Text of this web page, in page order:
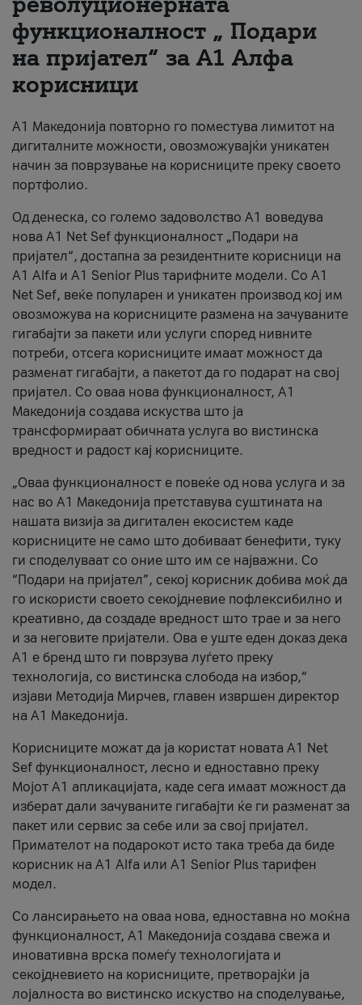
За нас
#ПодобарОнлајн
функционалност „ Подари
на пријател“ за А1 Алфа
корисници
А1 Македонија повторно го поместува лимитот на
дигиталните можности, овозможувајќи уникатен
начин за поврзување на корисниците преку своето
портфолио.
Од денеска, со големо задоволство А1 воведува
нова A1 Net Sef функционалност „Подари на
пријател“, достапна за резидентните корисници на
А1 Alfa и A1 Senior Plus тарифните модели. Со A1
Net Sef, веќе популарен и уникатен производ кој им
овозможува на корисниците размена на зачуваните
гигабајти за пакети или услуги според нивните
потреби, отсега корисниците имаат можност да
разменат гигабајти, а пакетот да го подарат на свој
пријател. Со оваа нова функционалност, А1
Македонија создава искуства што ја
трансформираат обичната услуга во вистинска
вредност и радост кај корисниците.
„Оваа функционалност е повеќе од нова услуга и за
нас во А1 Македонија претставува суштината на
нашата визија за дигитален екосистем каде
корисниците не само што добиваат бенефити, туку
ги споделуваат со оние што им се најважни. Со
“Подари на пријател”, секој корисник добива моќ да
го искористи своето секојдневие пофлексибилно и
креативно, да создаде вредност што трае и за него
и за неговите пријатели. Ова е уште еден доказ дека
А1 е бренд што ги поврзува луѓето преку
технологија, со вистинска слобода на избор,“
изјави Методија Мирчев, главен извршен директор
на А1 Македонија.
Корисниците можат да ја користат новата А1 Net
Sef функционалност, лесно и едноставно преку
Мојот А1 апликацијата, каде сега имаат можност да
изберат дали зачуваните гигабајти ќе ги разменат за
пакет или сервис за себе или за свој пријател.
Примателот на подарокот исто така треба да биде
корисник на А1 Alfa или A1 Senior Plus тарифен
модел.
Со лансирањето на оваа нова, едноставна но моќна
функционалност, А1 Македонија создава свежа и
иновативна врска помеѓу технологијата и
секојдневието на корисниците, претворајќи ја
лојалноста во вистинско искуство на споделување,